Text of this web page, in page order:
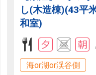
し(木造棟)(43平
和室)
海or湖or渓谷側